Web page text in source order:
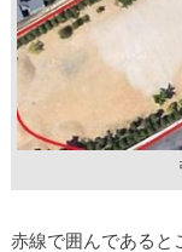
赤線で囲んであると